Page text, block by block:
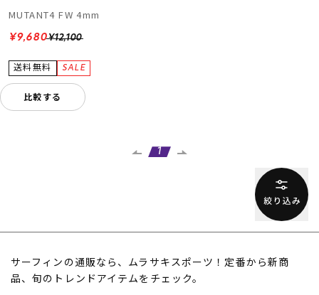
MUTANT4 FW 4mm
¥12,100
¥9,680
比較する
1
サーフィンの通販なら、ムラサキスポーツ！定番から新商
品、旬のトレンドアイテムをチェック。